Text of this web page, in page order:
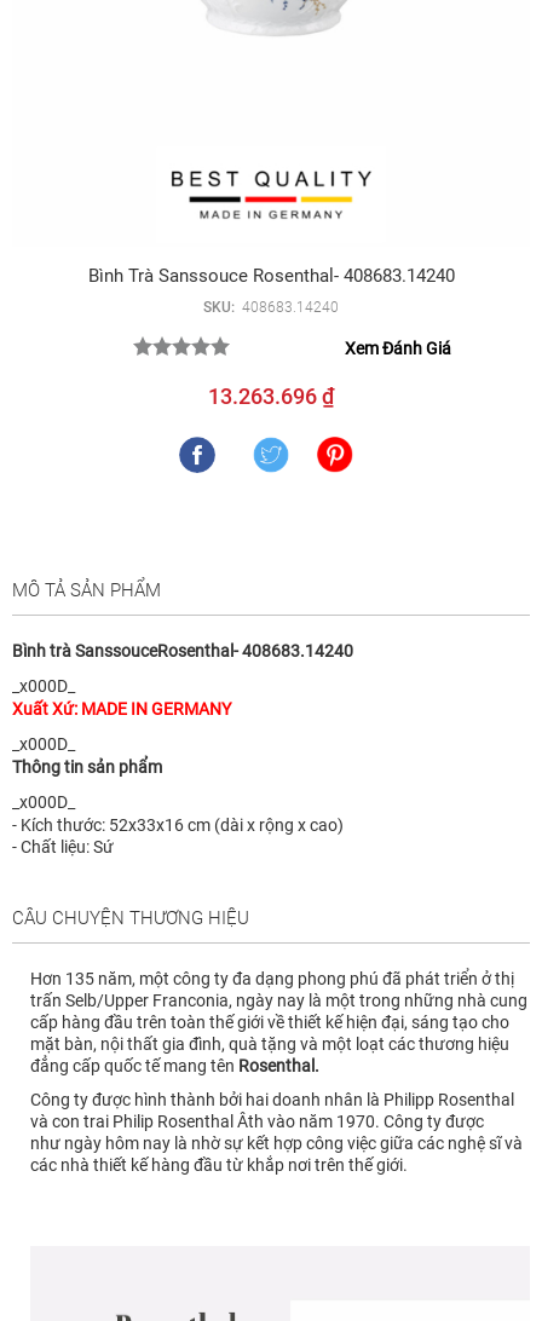
Bình Trà Sanssouce Rosenthal- 408683.14240
SKU: 408683.14240
Xem Đánh Giá
13.263.696 ₫
MÔ TẢ SẢN PHẨM
Bình trà SanssouceRosenthal- 408683.14240
_x000D_
Xuất Xứ: MADE IN GERMANY
_x000D_
Thông tin sản phẩm
_x000D_
- Kích thước: 52x33x16 cm (dài x rộng x cao)
- Chất liệu: Sứ
CÂU CHUYỆN THƯƠNG HIỆU
Hơn 135 năm, một công ty đa dạng phong phú đã phát triển ở thị
trấn Selb/Upper Franconia, ngày nay là một trong những nhà cung
cấp hàng đầu trên toàn thế giới về thiết kế hiện đại, sáng tạo cho
mặt bàn, nội thất gia đình, quà tặng và một loạt các thương hiệu
đẳng cấpquốc tế mang tên Rosenthal.
Công ty được hình thành bởi hai doanh nhân là Philipp Rosenthal
và con trai Philip Rosenthal Âth vào năm 1970. Công ty được
như ngày hôm nay là nhờ sự kết hợp công việc giữa các nghệ sĩ và
các nhà thiết kế hàng đầu từ khắp nơi trên thế giới.